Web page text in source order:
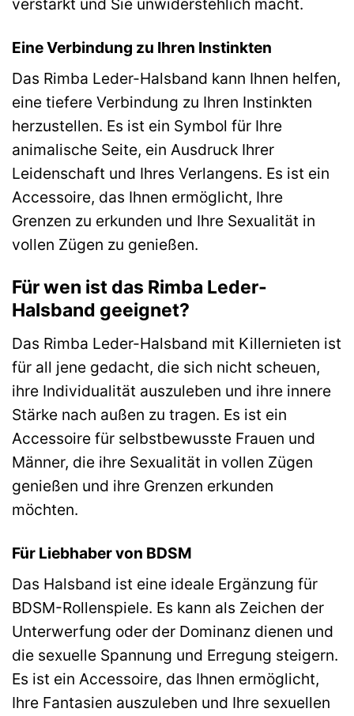
verstärkt und Sie unwiderstehlich macht.
Eine Verbindung zu Ihren Instinkten
Das Rimba Leder-Halsband kann Ihnen helfen,
eine tiefere Verbindung zu Ihren Instinkten
herzustellen. Es ist ein Symbol für Ihre
animalische Seite, ein Ausdruck Ihrer
Leidenschaft und Ihres Verlangens. Es ist ein
Accessoire, das Ihnen ermöglicht, Ihre
Grenzen zu erkunden und Ihre Sexualität in
vollen Zügen zu genießen.
Für wen ist das Rimba Leder-
Halsband geeignet?
Das Rimba Leder-Halsband mit Killernieten ist
für all jene gedacht, die sich nicht scheuen,
ihre Individualität auszuleben und ihre innere
Stärke nach außen zu tragen. Es ist ein
Accessoire für selbstbewusste Frauen und
Männer, die ihre Sexualität in vollen Zügen
genießen und ihre Grenzen erkunden
möchten.
Für Liebhaber von BDSM
Das Halsband ist eine ideale Ergänzung für
BDSM-Rollenspiele. Es kann als Zeichen der
Unterwerfung oder der Dominanz dienen und
die sexuelle Spannung und Erregung steigern.
Es ist ein Accessoire, das Ihnen ermöglicht,
Ihre Fantasien auszuleben und Ihre sexuellen